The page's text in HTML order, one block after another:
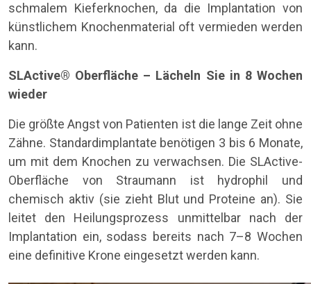
schmalem Kieferknochen, da die Implantation von
künstlichem Knochenmaterial oft vermieden werden
kann.
SLActive® Oberfläche – Lächeln Sie in 8 Wochen
wieder
Die größte Angst von Patienten ist die lange Zeit ohne
Zähne. Standardimplantate benötigen 3 bis 6 Monate,
um mit dem Knochen zu verwachsen. Die SLActive-
Oberfläche von Straumann ist hydrophil und
chemisch aktiv (sie zieht Blut und Proteine ​​an). Sie
leitet den Heilungsprozess unmittelbar nach der
Implantation ein, sodass bereits nach 7–8 Wochen
eine definitive Krone eingesetzt werden kann.